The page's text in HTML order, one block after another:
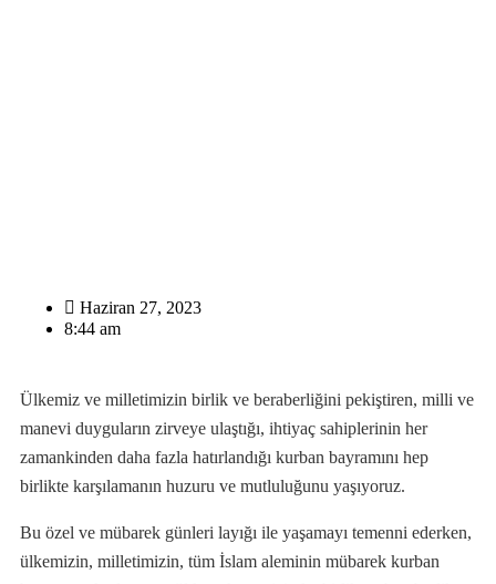
Haziran 27, 2023
8:44 am
Ülkemiz ve milletimizin birlik ve beraberliğini pekiştiren, milli ve
manevi duyguların zirveye ulaştığı, ihtiyaç sahiplerinin her
zamankinden daha fazla hatırlandığı kurban bayramını hep
birlikte karşılamanın huzuru ve mutluluğunu yaşıyoruz.
Bu özel ve mübarek günleri layığı ile yaşamayı temenni ederken,
ülkemizin, milletimizin, tüm İslam aleminin mübarek kurban